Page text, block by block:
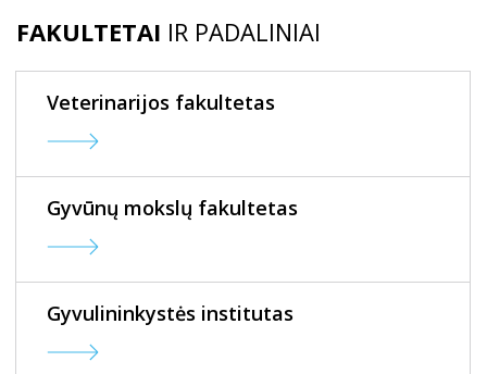
FAKULTETAI IR PADALINIAI
Veterinarijos fakultetas
Gyvūnų mokslų fakultetas
Gyvulininkystės institutas